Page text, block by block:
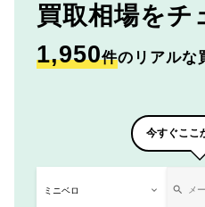
買取相場をチ
1,950件のリアルな
今すぐここ